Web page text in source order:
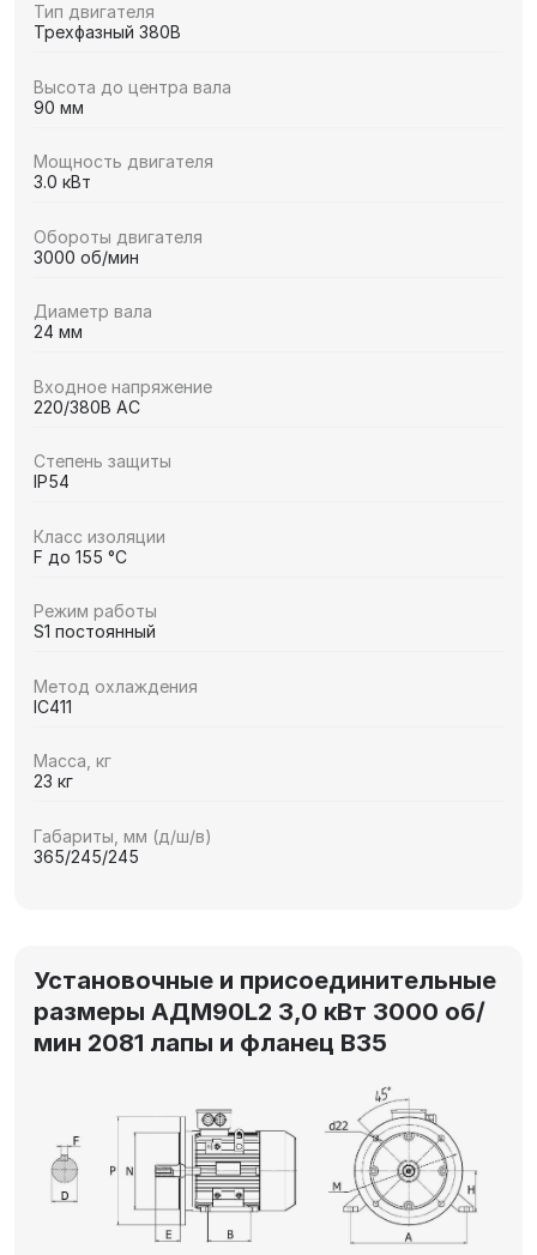
Тип двигателя
Трехфазный 380В
Высота до центра вала
90 мм
Мощность двигателя
3.0 кВт
Обороты двигателя
3000 об/мин
Диаметр вала
24 мм
Входное напряжение
220/380В AC
Степень защиты
IP54
Класс изоляции
F до 155 °C
Режим работы
S1 постоянный
Метод охлаждения
IC411
Масса, кг
23 кг
Габариты, мм (д/ш/в)
365/245/245
Установочные и присоединительные
размеры АДМ90L2 3,0 кВт 3000 об/
мин 2081 лапы и фланец В35